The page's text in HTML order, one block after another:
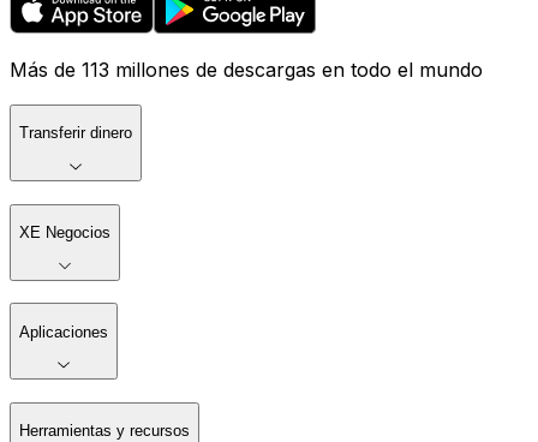
Más de 113 millones de descargas en todo el mundo
Transferir dinero
XE Negocios
Aplicaciones
Herramientas y recursos